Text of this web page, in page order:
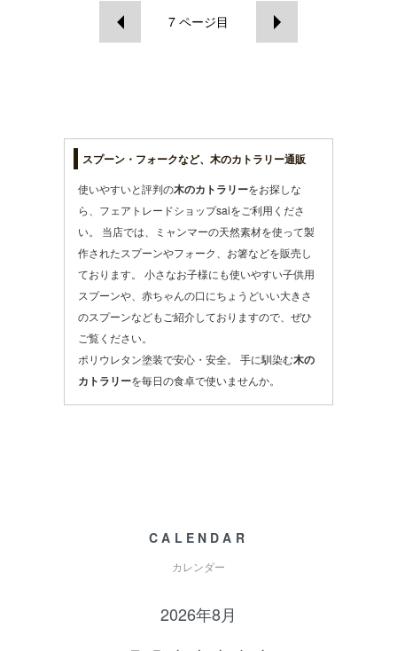
7 ページ目
スプーン・フォークなど、木のカトラリー通販
使いやすいと評判の木のカトラリーをお探しな
ら、フェアトレードショップsaiをご利用くださ
い。 当店では、ミャンマーの天然素材を使って製
作されたスプーンやフォーク お箸などを販売し
ております。 小さなお子様にも使いやすい子供用
スプーンや、赤ちゃんの口にちょうどいい大きさ
のスプーンなどもご紹介しておりますので、ぜひ
ご覧ください。
ポリウレタン塗装で安心・安全。 手に馴染む木の
カトラリーを毎日の食卓で使いませんか。
CALENDAR
カレンダー
2026年8月